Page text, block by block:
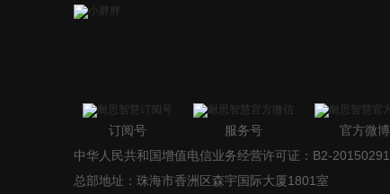
订阅号 服务号 官方微博
中华人民共和国增值电信业务经营许可证：B2-20150291
总部地址：珠海市香洲区森宇国际大厦1801室